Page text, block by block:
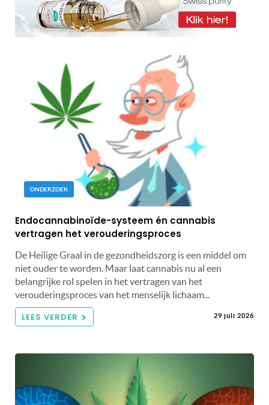
ONDERZOEK
Endocannabinoïde-systeem én cannabis
vertragen het verouderingsproces
De Heilige Graal in de gezondheidszorg is een middel om
niet ouder te worden. Maar laat cannabis nu al een
belangrijke rol spelen in het vertragen van het
verouderingsproces van het menselijk lichaam...
LEES VERDER 29 juli 2026